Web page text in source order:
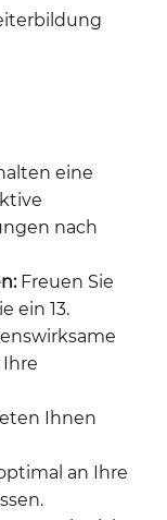
eine
nach
Freuen Sie
ein 13.
Ihnen
an Ihre